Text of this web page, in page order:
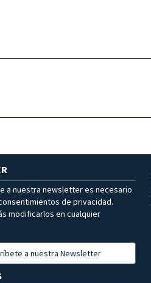
a nuestra newsletter es necesario
de privacidad.
modificarlos en cualquier
a nuestra Newsletter